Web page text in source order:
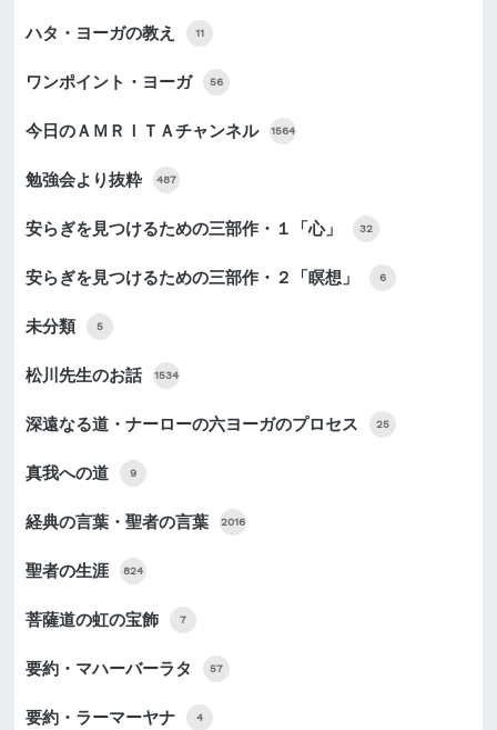
ハタ・ヨーガの教え 11
ワンポイント・ヨーガ 56
今日のＡＭＲＩＴＡチャンネル 1564
勉強会より抜粋 487
安らぎを見つけるための三部作・１「心」 32
安らぎを見つけるための三部作・２「瞑想」 6
未分類 5
松川先生のお話 1534
深遠なる道・ナーローの六ヨーガのプロセス 25
真我への道 9
経典の言葉・聖者の言葉 2016
聖者の生涯 824
菩薩道の虹の宝飾 7
要約・マハーバーラタ 57
要約・ラーマーヤナ 4